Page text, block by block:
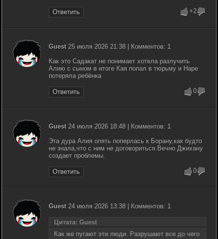
Ответить +2
Guest25 июля 2026 21:38 | Комментов: 1
Как это Садакат не понимает хотела разлучить
Алию с сыном в итоге Кая попал в тюрьму и Наре
потеряла ребёнка
Ответить 0
Guest24 июля 2026 18:48 | Комментов: 1
Эта дура Алия опять поперлась к Борану,как будто
не знала,что с ним не договориться.Вечно Джихану
создает проблемы.
Ответить 0
Guest24 июля 2026 13:38 | Комментов: 1
Цитата: Guest
Как же пугают эти люди. Разрушают все до чего